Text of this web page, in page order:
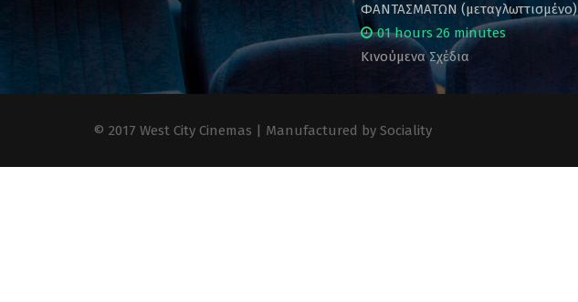
ΦΑΝΤΑΣΜΑΤΩΝ (μεταγλωττισμένο)
01 hours 26 minutes
Κινούμενα Σχέδια
© 2017 West City Cinemas | Manufactured by Sociality